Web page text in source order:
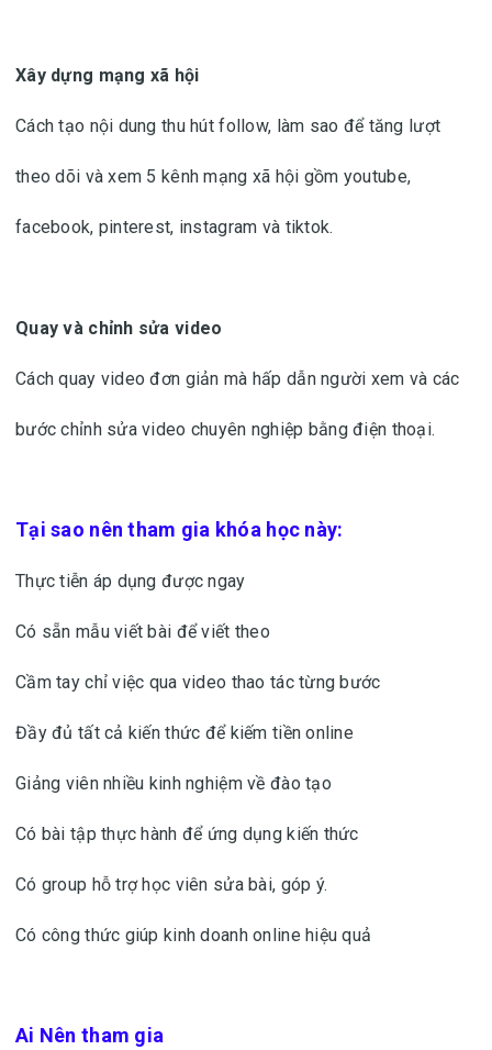
Xây dựng mạng xã hội
Cách tạo nội dung thu hút follow, làm sao để tăng lượt
theo dõi và xem 5 kênh mạng xã hội gồm youtube,
facebook, pinterest, instagram và tiktok.
Quay và chỉnh sửa video
Cách quay video đơn giản mà hấp dẫn người xem và các
bước chỉnh sửa video chuyên nghiệp bằng điện thoại.
Tại sao nên tham gia khóa học này:
Thực tiễn áp dụng được ngay
Có sẵn mẫu viết bài để viết theo
Cầm tay chỉ việc qua video thao tác từng bước
Đầy đủ tất cả kiến thức để kiếm tiền online
Giảng viên nhiều kinh nghiệm về đào tạo
Có bài tập thực hành để ứng dụng kiến thức
Có group hỗ trợ học viên sửa bài, góp ý.
Có công thức giúp kinh doanh online hiệu quả
Ai Nên tham gia